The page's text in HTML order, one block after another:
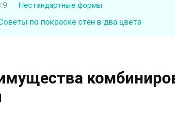
Нестандартные формы
по покраске стен в два цвета